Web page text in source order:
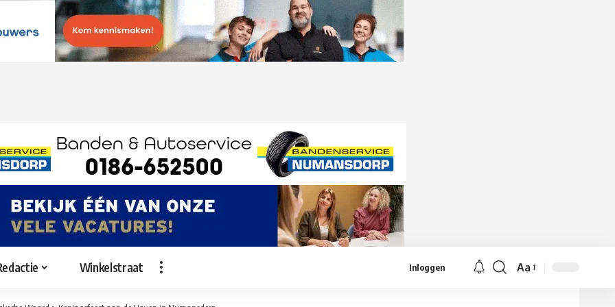
Winkelstraat Inloggen
Lettergrootte
Aa